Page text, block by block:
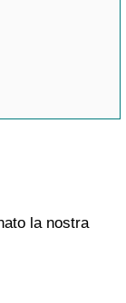
la nostra